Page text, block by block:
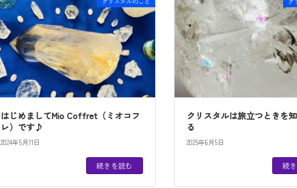
はじめましてMio Coffret（ミオコフ
レ）です♪
2024年5月11日
続きを読む
クリスタルは旅立つときを
る
2025年6月5日
続